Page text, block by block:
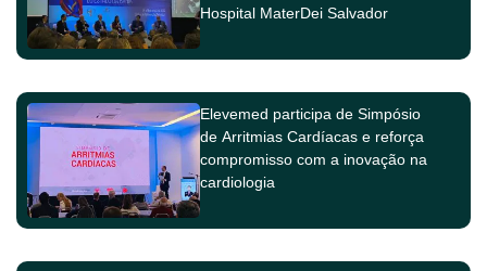
Hospital MaterDei Salvador
Elevemed participa de Simpósio
de Arritmias Cardíacas e reforça
compromisso com a inovação na
cardiologia